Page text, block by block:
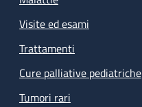
Visite ed esami
Trattamenti
Cure palliative pediatriche
Tumori rari